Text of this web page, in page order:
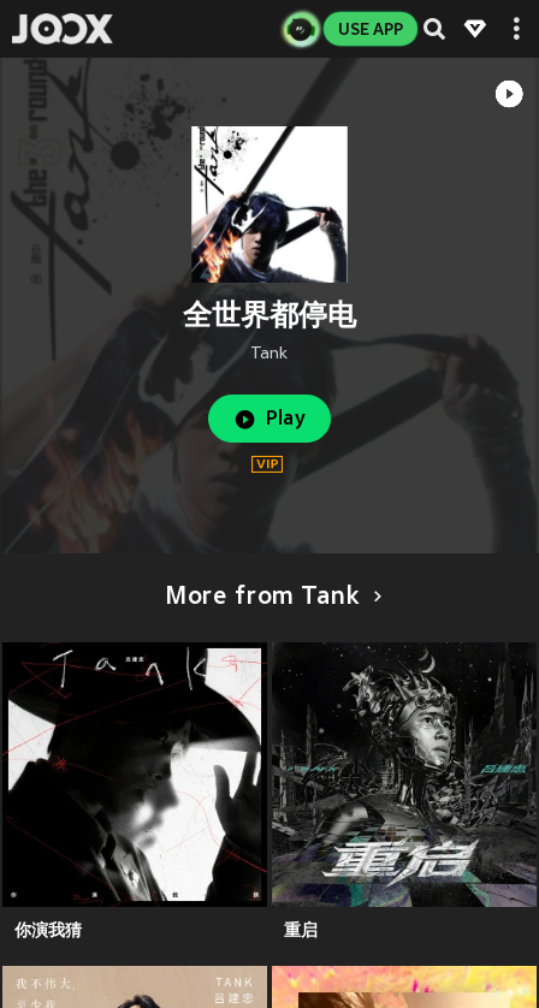
USE APP
全世界都停电
Tank
Play
More from Tank
你演我猜 重启